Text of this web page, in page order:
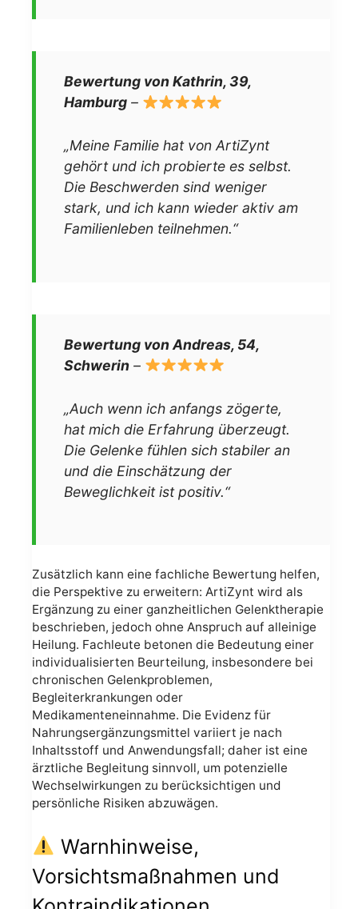
Bewertung von Kathrin, 39,
Hamburg –
„Meine Familie hat von ArtiZynt
gehört und ich probierte es selbst.
Die Beschwerden sind weniger
stark, und ich kann wieder aktiv am
Familienleben teilnehmen.“
Bewertung von Andreas, 54,
Schwerin –
„Auch wenn ich anfangs zögerte,
hat mich die Erfahrung überzeugt.
Die Gelenke fühlen sich stabiler an
und die Einschätzung der
Beweglichkeit ist positiv.“
Zusätzlich kann eine fachliche Bewertung helfen,
die Perspektive zu erweitern: ArtiZynt wird als
Ergänzung zu einer ganzheitlichen Gelenktherapie
beschrieben, jedoch ohne Anspruch auf alleinige
Heilung. Fachleute betonen die Bedeutung einer
individualisierten Beurteilung, insbesondere bei
chronischen Gelenkproblemen,
Begleiterkrankungen oder
Medikamenteneinnahme. Die Evidenz für
Nahrungsergänzungsmittel variiert je nach
Inhaltsstoff und Anwendungsfall; daher ist eine
ärztliche Begleitung sinnvoll, um potenzielle
Wechselwirkungen zu berücksichtigen und
persönliche Risiken abzuwägen.
Warnhinweise,
Vorsichtsmaßnahmen und